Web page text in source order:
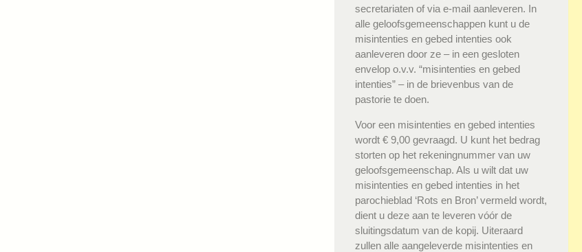
secretariaten of via e-mail aanleveren. In
alle geloofsgemeenschappen kunt u de
misintenties en gebed intenties ook
aanleveren door ze – in een gesloten
envelop o.v.v. “misintenties en gebed
intenties” – in de brievenbus van de
pastorie te doen.
Voor een misintenties en gebed intenties
wordt € 9,00 gevraagd. U kunt het bedrag
storten op het rekeningnummer van uw
geloofsgemeenschap. Als u wilt dat uw
misintenties en gebed intenties in het
parochieblad ‘Rots en Bron’ vermeld wordt,
dient u deze aan te leveren vóór de
sluitingsdatum van de kopij. Uiteraard
zullen alle aangeleverde misintenties en